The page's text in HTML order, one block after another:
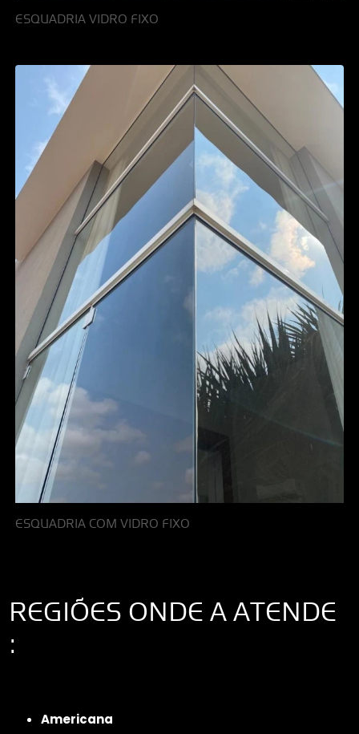
ESQUADRIA VIDRO FIXO
ESQUADRIA COM VIDRO FIXO
REGIÕES ONDE A ATENDE
:
Americana